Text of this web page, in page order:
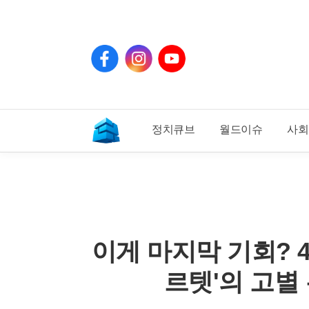
페
이
스
인
스
타
유
튜
브
기
사
정치큐브 월드이슈 사회
이게 마지막 기회?
르텟'의 고별